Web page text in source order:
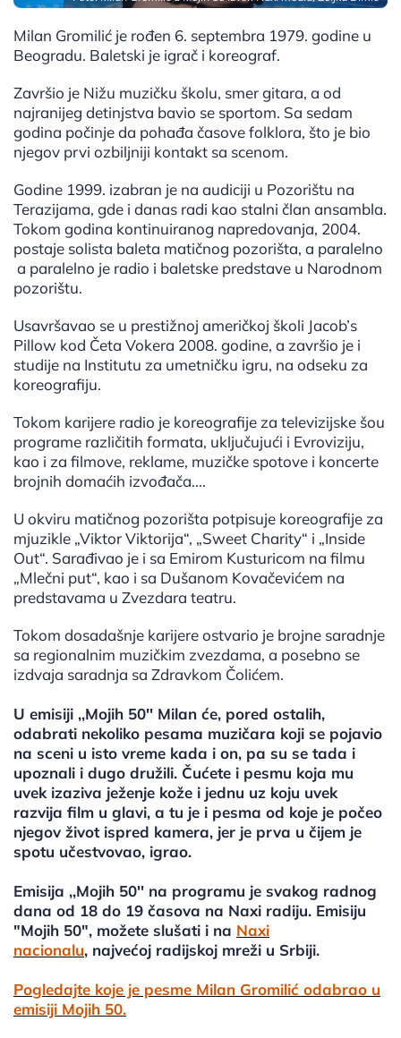
Milan Gromilić je rođen 6. septembra 1979. godine u
Beogradu. Baletski je igrač i koreograf.
Završio je Nižu muzičku školu, smer gitara, a od
najranijeg detinjstva bavio se sportom. Sa sedam
godina počinje da pohađa časove folklora, što je bio
njegov prvi ozbiljniji kontakt sa scenom.
Godine 1999. izabran je na audiciji u Pozorištu na
Terazijama, gde i danas radi kao stalni član ansambla.
Tokom godina kontinuiranog napredovanja, 2004.
postaje solista baleta matičnog pozorišta, a paralelno
a paralelno je radio i baletske predstave u Narodnom
pozorištu.
Usavršavao se u prestižnoj američkoj školi Jacob’s
Pillow kod Četa Vokera 2008. godine, a završio je i
studije na Institutu za umetničku igru, na odseku za
koreografiju.
Tokom karijere radio je koreografije za televizijske šou
programe različitih formata, uključujući i Evroviziju,
kao i za filmove, reklame, muzičke spotove i koncerte
brojnih domaćih izvođača....
U okviru matičnog pozorišta potpisuje koreografije za
mjuzikle „Viktor Viktorija“, „Sweet Charity“ i „Inside
Out“. Sarađivao je i sa Emirom Kusturicom na filmu
„Mlečni put“, kao i sa Dušanom Kovačevićem na
predstavama u Zvezdara teatru.
Tokom dosadašnje karijere ostvario je brojne saradnje
sa regionalnim muzičkim zvezdama, a posebno se
izdvaja saradnja sa Zdravkom Čolićem.
U emisiji ,,Mojih 50'' Milan će, pored ostalih,
odabrati nekoliko pesama muzičara koji se pojavio
na sceni u isto vreme kada i on, pa su se tada i
upoznali i dugo družili. Čućete i pesmu koja mu
uvek izaziva ježenje kože i jednu uz koju uvek
razvija film u glavi, a tu je i pesma od koje je počeo
njegov život ispred kamera, jer je prva u čijem je
spotu učestvovao, igrao.
Emisija ,,Mojih 50'' na programu je svakog radnog
dana od 18 do 19 časova na Naxi radiju. Emisiju
"Mojih 50", možete slušati i na Naxi
nacionalu, najvećoj radijskoj mreži u Srbiji.
Pogledajte koje je pesme Milan Gromilić odabrao u
emisiji Mojih 50.